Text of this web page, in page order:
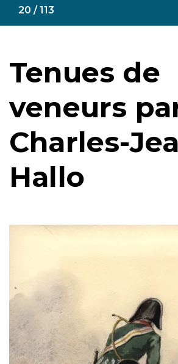
20 / 113
Tenues de
veneurs
Charles-
Hallo